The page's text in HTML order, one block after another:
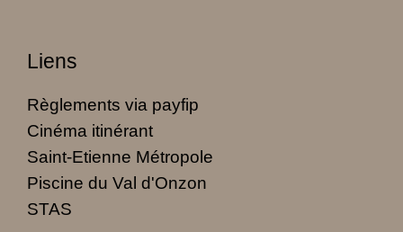
Liens
Règlements via payfip
Cinéma itinérant
Saint-Etienne Métropole
Piscine du Val d'Onzon
STAS